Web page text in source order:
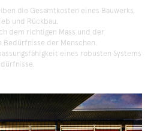
die Gesamtkosten eines Bauwerks,
und Rückbau.
dem richtigen Mass und der
Bedürfnisse der Menschen.
eines robusten Systems